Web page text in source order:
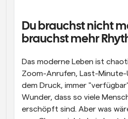
Du brauchst nicht
brauchst mehr
Das moderne Leben ist
Zoom-Anrufen, Last-Minute-
dem Druck, immer
Wunder, dass so viele
erschöpft sind. Aber was